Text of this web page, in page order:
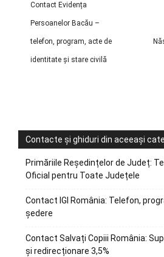
Contact Evidența
Persoanelor Bacău –
telefon, program, acte de
identitate și stare civilă
Contacte și ghiduri din aceeași
Primăriile Reședințelor de Județ:
Oficial pentru Toate Județele
Contact IGI România: Telefon,
ședere
Contact Salvați Copiii România:
și redirecționare 3,5%